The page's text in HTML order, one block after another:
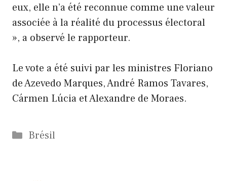
eux, elle n’a été reconnue comme une valeur
associée à la réalité du processus électoral
», a observé le rapporteur.
Le vote a été suivi par les ministres Floriano
de Azevedo Marques, André Ramos Tavares,
Cármen Lúcia et Alexandre de Moraes.
Catégories
Brésil